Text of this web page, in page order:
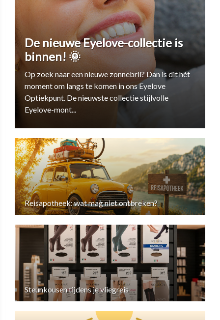
De nieuwe Eyelove-collectie is
binnen! 🌞
Op zoek naar een nieuwe zonnebril? Dan is dit hét
moment om langs te komen in ons Eyelove
Optiekpunt. De nieuwste collectie stijlvolle
Eyelove-mont...
Reisapotheek: wat mag niet ontbreken?
Steunkousen tijdens je vliegreis